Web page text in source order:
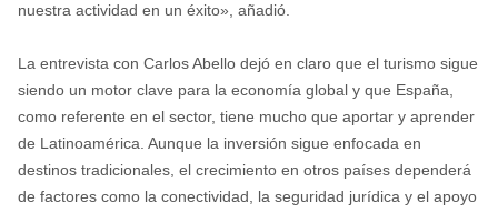
nuestra actividad en un éxito», añadió.
La entrevista con Carlos Abello dejó en claro que el turismo sigue
siendo un motor clave para la economía global y que España,
como referente en el sector, tiene mucho que aportar y aprender
de Latinoamérica. Aunque la inversión sigue enfocada en
destinos tradicionales, el crecimiento en otros países dependerá
de factores como la conectividad, la seguridad jurídica y el apoyo